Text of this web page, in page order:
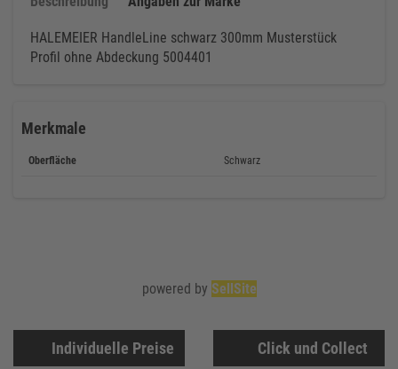
HALEMEIER HandleLine schwarz 300mm Musterstück
Profil ohne Abdeckung 5004401
Merkmale
Oberfläche Schwarz
Individuelle Preise Click und Collect
powered by SellSite